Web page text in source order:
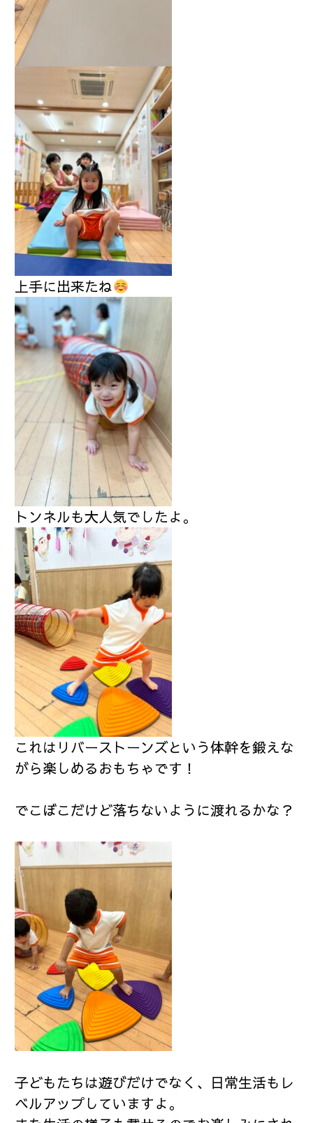
上手に出来たね
トンネルも大人気でしたよ。
これはリバーストーンズという体幹を鍛えな
がら楽しめるおもちゃです！
でこぼこだけど落ちないように渡れるかな？
子どもたちは遊びだけでなく、日常生活もレ
ベルアップしていますよ。